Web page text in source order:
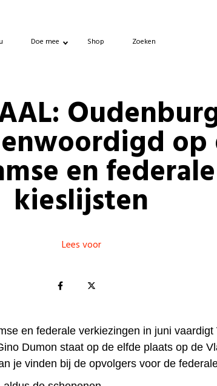
Doe mee Shop Zoeken
op
en federale
kieslijsten
Lees voor
en federale verkiezingen in juni vaardigt
Dumon staat op de elfde plaats op de
je vinden bij de opvolgers voor de